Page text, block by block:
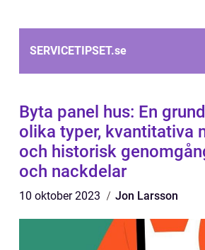
SERVICETIPSET.se
Byta panel hus: En
olika typer, kvantitativa
och historisk
och nackdelar
10 oktober 2023 Jon Larsson